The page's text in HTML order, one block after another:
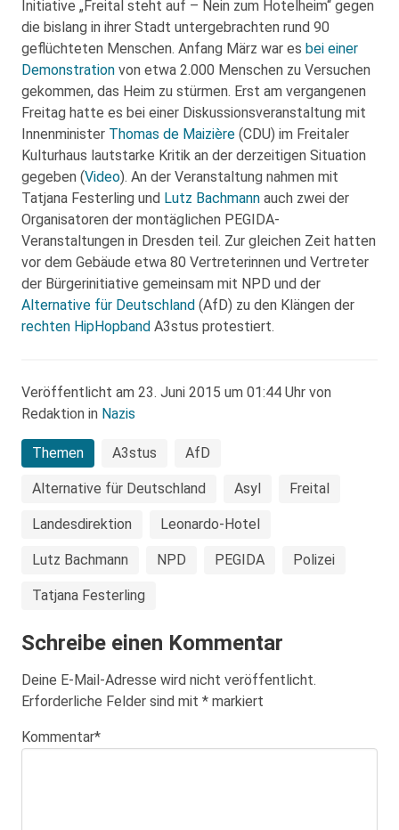
Initiative „Freital steht auf – Nein zum Hotelheim“ gegen
die bislang in ihrer Stadt untergebrachten rund 90
geflüchteten Menschen. Anfang März war es bei einer
Demonstration von etwa 2.000 Menschen zu Versuchen
gekommen, das Heim zu stürmen. Erst am vergangenen
Freitag hatte es bei einer Diskussionsveranstaltung mit
Innenminister Thomas de Maizière (CDU) im Freitaler
Kulturhaus lautstarke Kritik an der derzeitigen Situation
gegeben (Video). An der Veranstaltung nahmen mit
Tatjana Festerling und Lutz Bachmann auch zwei der
Organisatoren der montäglichen PEGIDA-
Veranstaltungen in Dresden teil. Zur gleichen Zeit hatten
vor dem Gebäude etwa 80 Vertreterinnen und Vertreter
der Bürgerinitiative gemeinsam mit NPD und der
Alternative für Deutschland (AfD) zu den Klängen der
rechten HipHopband A3stus protestiert.
Veröffentlicht am 23. Juni 2015 um 01:44 Uhr von
Redaktion in Nazis
Themen A3stus AfD
Alternative für Deutschland Asyl Freital
Landesdirektion Leonardo-Hotel
Lutz Bachmann NPD PEGIDA Polizei
Tatjana Festerling
Schreibe einen Kommentar
Deine E-Mail-Adresse wird nicht veröffentlicht.
Erforderliche Felder sind mit * markiert
Kommentar*